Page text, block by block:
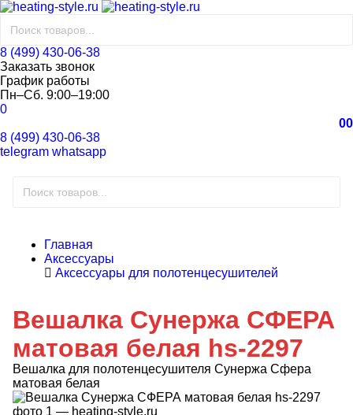
8 (499) 430-06-38
Заказать звонок
График работы
Пн–Сб. 9:00–19:00
0
00
8 (499) 430-06-38
telegram whatsapp
Главная
Аксессуары
Аксессуары для полотенцесушителей
Вешалка Сунержа СФЕРА
матовая белая hs-2297
Вешалка для полотенцесушителя Сунержа Сфера
матовая белая